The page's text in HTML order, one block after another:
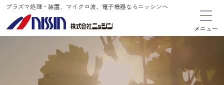
プラズマ処理・装置、マイクロ波、電子機器ならニッシンへ
メニュー